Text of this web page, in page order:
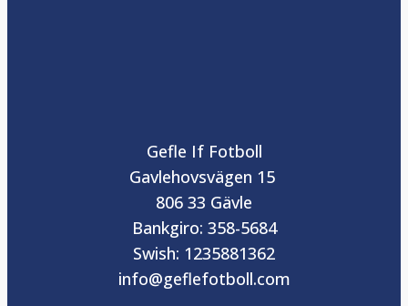
Gefle If Fotboll
Gavlehovsvägen 15
806 33 Gävle
Bankgiro: 358-5684
Swish: 1235881362
info@geflefotboll.com